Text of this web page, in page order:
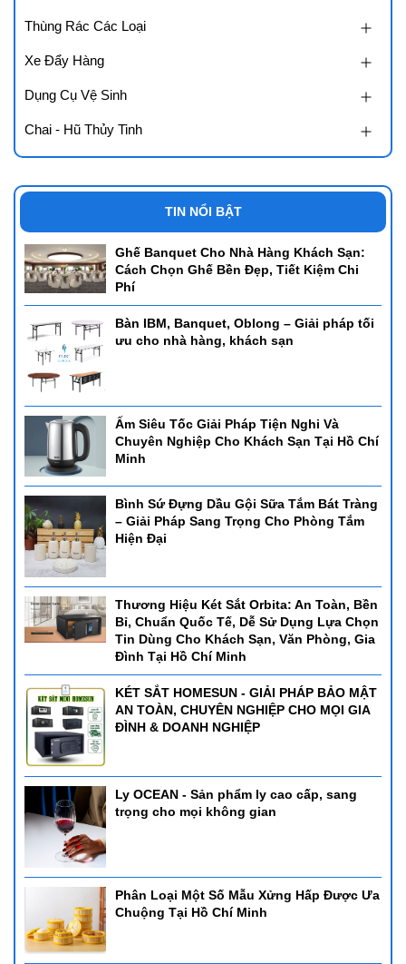
Thùng Rác Các Loại
Xe Đẩy Hàng
Dụng Cụ Vệ Sinh
Chai - Hũ Thủy Tinh
TIN NỔI BẬT
Ghế Banquet Cho Nhà Hàng Khách Sạn:
Cách Chọn Ghế Bền Đẹp, Tiết Kiệm Chi
Phí
Bàn IBM, Banquet, Oblong – Giải pháp tối
ưu cho nhà hàng, khách sạn
Ấm Siêu Tốc Giải Pháp Tiện Nghi Và
Chuyên Nghiệp Cho Khách Sạn Tại Hồ Chí
Minh
Bình Sứ Đựng Dầu Gội Sữa Tắm Bát Tràng
– Giải Pháp Sang Trọng Cho Phòng Tắm
Hiện Đại
Thương Hiệu Két Sắt Orbita: An Toàn, Bền
Bỉ, Chuẩn Quốc Tế, Dễ Sử Dụng Lựa Chọn
Tin Dùng Cho Khách Sạn, Văn Phòng, Gia
Đình Tại Hồ Chí Minh
KÉT SẮT HOMESUN - GIẢI PHÁP BẢO MẬT
AN TOÀN, CHUYÊN NGHIỆP CHO MỌI GIA
ĐÌNH & DOANH NGHIỆP
Ly OCEAN - Sản phẩm ly cao cấp, sang
trọng cho mọi không gian
Phân Loại Một Số Mẫu Xửng Hấp Được Ưa
Chuộng Tại Hồ Chí Minh